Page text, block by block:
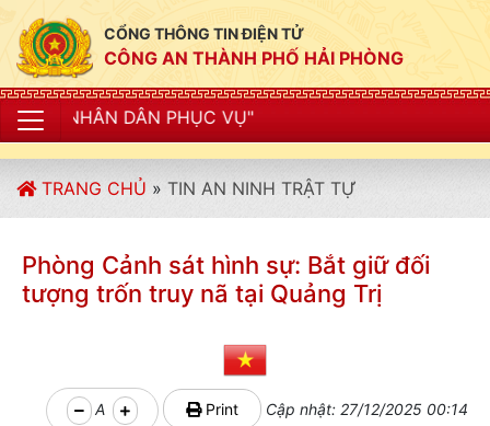
CỔNG THÔNG TIN ĐIỆN TỬ
CÔNG AN THÀNH PHỐ HẢI PHÒNG
PHỤC VỤ"
TRANG CHỦ » TIN AN NINH TRẬT TỰ
Phòng Cảnh sát hình sự: Bắt giữ đối
tượng trốn truy nã tại Quảng Trị
A Print Cập nhật: 27/12/2025 00:14